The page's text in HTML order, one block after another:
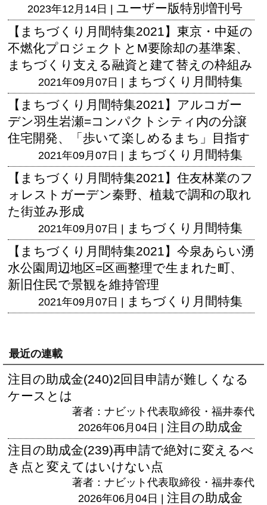
2023年12月14日 | ユーザー版特別増刊号
【まちづくり月間特集2021】東京・中延の
不燃化プロジェクトとM要除却の基準案、
まちづくり支える融資と建て替えの枠組み
2021年09月07日 | まちづくり月間特集
【まちづくり月間特集2021】アルコガー
デン羽生岩瀬=コンパクトシティ内の分譲
住宅開発、「歩いて楽しめるまち」目指す
2021年09月07日 | まちづくり月間特集
【まちづくり月間特集2021】住友林業のフ
ォレストガーデン秦野、植栽で調和の取れ
た街並み形成
2021年09月07日 | まちづくり月間特集
【まちづくり月間特集2021】今泉あらい湧
水公園周辺地区=区画整理で生まれた町、
新旧住民で景観を維持管理
2021年09月07日 | まちづくり月間特集
最近の連載
注目の助成金(240)2回目申請が難しくなる
ケースとは
著者：ナビット代表取締役・福井泰代
2026年06月04日 | 注目の助成金
注目の助成金(239)再申請で絶対に変えるべ
き点と変えてはいけない点
著者：ナビット代表取締役・福井泰代
2026年06月04日 | 注目の助成金